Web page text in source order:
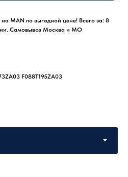
MAN по выгодной цене! Всего за: 8
Самовывоз Москва и МО
F088T195ZA03